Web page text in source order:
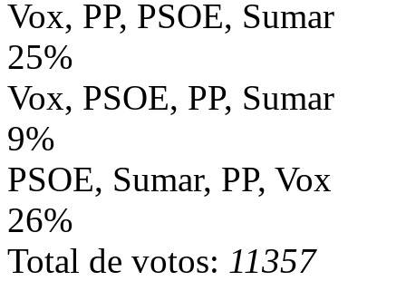
Vox, PP, PSOE, Sumar
25%
Vox, PSOE, PP, Sumar
9%
PSOE, Sumar, PP, Vox
26%
Total de votos: 11357